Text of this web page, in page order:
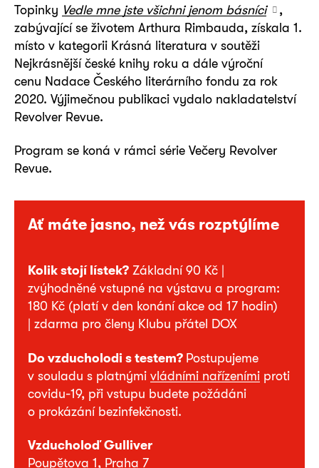
Ať máte jasno, než vás rozptýlíme
Kolik stojí lístek? Základní 90 Kč |
zvýhodněné vstupné na výstavu a program:
180 Kč (platí v den konání akce od 17 hodin)
| zdarma pro členy Klubu přátel DOX
Do vzducholodi s testem? Postupujeme
v souladu s platnými vládními nařízeními proti
covidu-19, při vstupu budete požádáni
o prokázání bezinfekčnosti.
Vzducholoď Gulliver
Poupětova 1, Praha 7
Topinky Vedle mne jste všichni jenom básníci
,
zabývající se životem Arthura Rimbauda, získala 1.
místo v kategorii Krásná literatura v soutěži
Nejkrásnější české knihy roku a dále výroční
cenu Nadace Českého literárního fondu za rok
2020. Výjimečnou publikaci vydalo nakladatelství
Revolver Revue.
Program se koná v rámci série Večery Revolver
Revue.